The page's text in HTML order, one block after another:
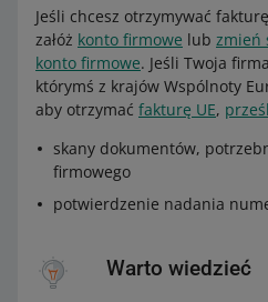
Jeśli chcesz otrzymywać
załóż konto firmowe lub zmień
konto firmowe. Jeśli Twoja
którymś z krajów Wspólnoty
aby otrzymać fakturę UE,
skany dokumentów,
firmowego
potwierdzenie nadania
Warto wiedzieć